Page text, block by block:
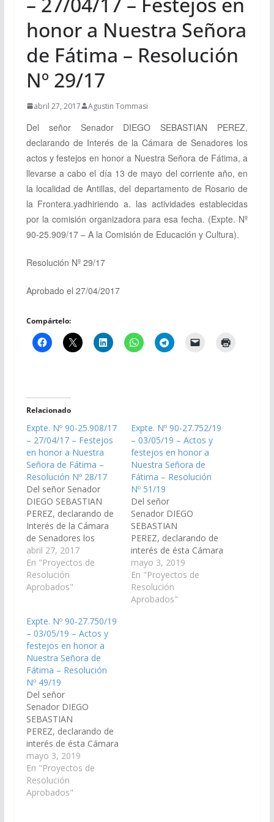
honor a Nuestra Señora
de Fátima – Resolución
Nº 29/17
abril 27, 2017 Agustin Tommasi
Del señor Senador DIEGO SEBASTIAN PEREZ,
declarandode Interés de la Cámara de Senadores los
actos y festejos en honor a Nuestra Señora de Fátima, a
llevarse a cabo el día 13 de mayo del corriente año, en
la localidad de Antillas, del departamento de Rosario de
la Frontera.yadhiriendo a. las actividades establecidas
por la comisión organizadora para esa fecha. (Expte. Nº
90-25.909/17 – A la Comisión de Educación y Cultura).
Resolución Nº 29/17
Aprobado el 27/04/2017
Compártelo:
Relacionado
Expte. Nº 90-25.908/17
– 27/04/17 – Festejos
en honor a Nuestra
Señora de Fátima –
Resolución Nº 28/17
Del señor Senador
DIEGO SEBASTIAN
PEREZ, declarando de
Interés de la Cámara
de Senadores los
actos y festejos en
honor a Nuestra
Señora de Fátima, a
llevarse a cabo el día
Gruta del Barrio
Palermo, de la ciudad
de Rosario de la
Frontera.yadhiriendo…
abril 27, 2017
En "Proyectos de
Resolución
Aprobados"
Expte. Nº 90-27.752/19
– 03/05/19 – Actos y
festejos en honor a
Nuestra Señora de
Fátima – Resolución
Nº 51/19
Del señor
Senador DIEGO
SEBASTIAN
PEREZ, declarando de
interés de ésta Cámara
los actos y festejos en
honor a Nuestra
Señora de Fátima, a
llevarse a cabo el día
mayo 3, 2019
En "Proyectos de
Resolución
Aprobados"
Expte. Nº 90-27.750/19
– 03/05/19 – Actos y
festejos en honor a
Nuestra Señora de
Fátima – Resolución
Nº 49/19
Del señor
Senador DIEGO
SEBASTIAN
PEREZ, declarando de
interés de ésta Cámara
los actos y festejos en
honor a Nuestra
Señora de Fátima, a
llevarse a cabo el día
mayo 3, 2019
En "Proyectos de
Resolución
Aprobados"